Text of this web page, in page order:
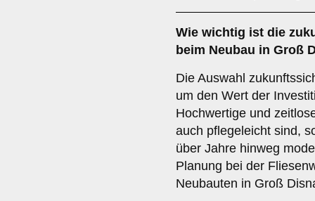
Wie wichtig ist die
beim Neubau in Groß
Die Auswahl
um den Wert der
Hochwertige und
auch pflegeleicht sind,
über Jahre hinweg
Planung bei der
Neubauten in Groß